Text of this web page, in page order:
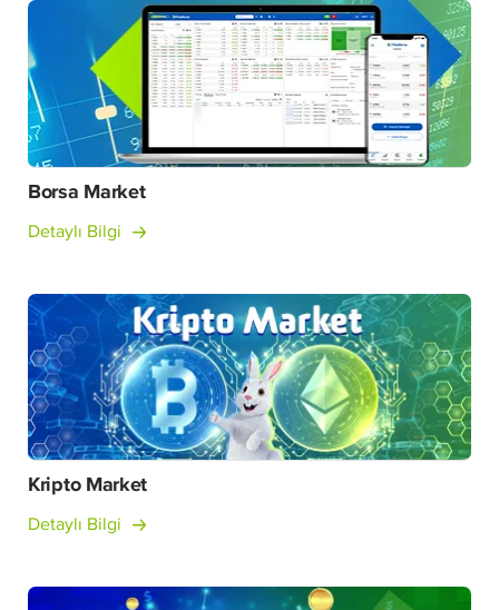
Borsa Market
Detaylı Bilgi
Kripto Market
Detaylı Bilgi